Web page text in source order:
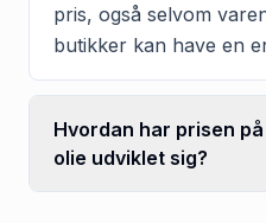
pris, også selvom
butikker kan have en
Hvordan har prisen
olie udviklet sig?